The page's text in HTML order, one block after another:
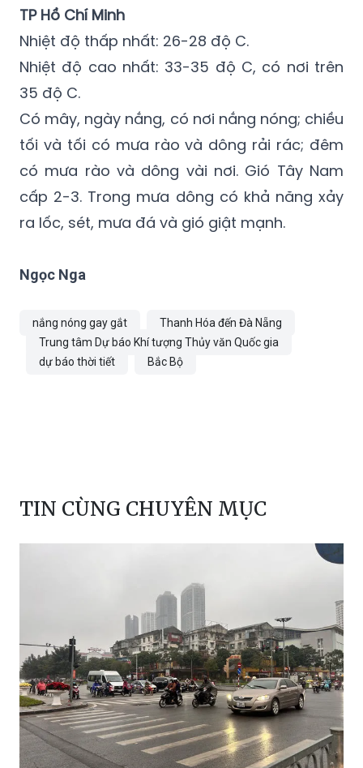
TP Hồ Chí Minh
Nhiệt độ thấp nhất: 26-28 độ C.
Nhiệt độ cao nhất: 33-35 độ C, có nơi trên
35 độ C.
Có mây, ngày nắng, có nơi nắng nóng; chiều
tối và tối có mưa rào và dông rải rác; đêm
có mưa rào và dông vài nơi. Gió Tây Nam
cấp 2-3. Trong mưa dông có khả năng xảy
ra lốc, sét, mưa đá và gió giật mạnh.
Ngọc Nga
nắng nóng gay gắt
Thanh Hóa đến Đà Nẵng
Trung tâm Dự báo Khí tượng Thủy văn Quốc gia
dự báo thời tiết
Bắc Bộ
TIN CÙNG CHUYÊN MỤC